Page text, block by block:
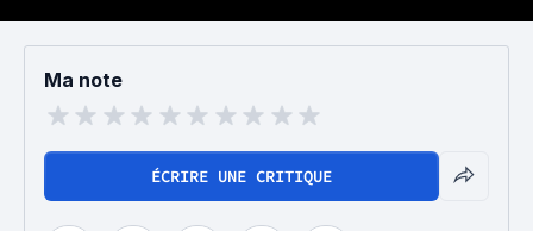
Ma note
ÉCRIRE UNE CRITIQUE